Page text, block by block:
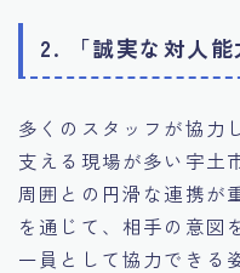
2. 「誠実な対人
多くのスタッフが協力
支える現場が多い宇土
周囲との円滑な連携が
を通じて、相手の意図
一員として協力できる